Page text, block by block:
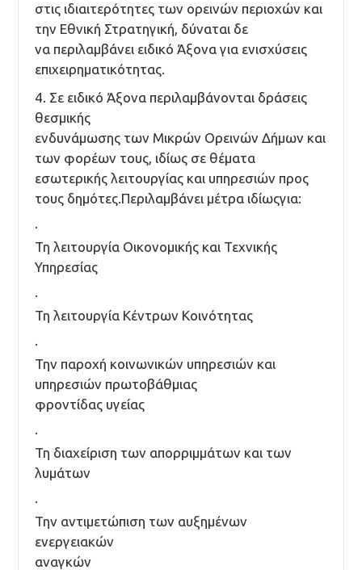
στις ιδιαιτερότητες των ορεινών περιοχών και
την Εθνική Στρατηγική, δύναται δε
να περιλαμβάνει ειδικό Άξονα για ενισχύσεις
επιχειρηματικότητας.
4. Σε ειδικό Άξονα περιλαμβάνονται δράσεις
θεσμικής
ενδυνάμωσης των Μικρών Ορεινών Δήμων και
των φορέων τους, ιδίως σε θέματα
εσωτερικής λειτουργίας και υπηρεσιών προς
τους δημότες.Περιλαμβάνει μέτρα ιδίωςγια:
·
Τη λειτουργία Οικονομικής και Τεχνικής
Υπηρεσίας
·
Τη λειτουργία Κέντρων Κοινότητας
·
Την παροχή κοινωνικών υπηρεσιών και
υπηρεσιών πρωτοβάθμιας
φροντίδας υγείας
·
Τη διαχείριση των απορριμμάτων και των
λυμάτων
·
Την αντιμετώπιση των αυξημένων
ενεργειακών
αναγκών